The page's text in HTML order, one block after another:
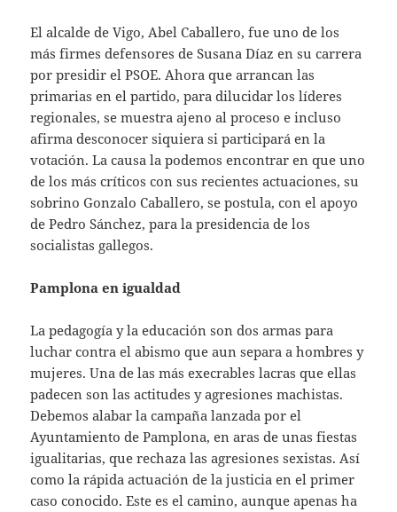
El alcalde de Vigo, Abel Caballero, fue uno de los
más firmes defensores de Susana Díaz en su carrera
por presidir el PSOE. Ahora que arrancan las
primarias en el partido, para dilucidar los líderes
regionales, se muestra ajeno al proceso e incluso
afirma desconocer siquiera si participará en la
votación. La causa la podemos encontrar en que uno
de los más críticos con sus recientes actuaciones, su
sobrino Gonzalo Caballero, se postula, con el apoyo
de Pedro Sánchez, para la presidencia de los
socialistas gallegos.
Pamplona en igualdad
La pedagogía y la educación son dos armas para
luchar contra el abismo que aun separa a hombres y
mujeres. Una de las más execrables lacras que ellas
padecen son las actitudes y agresiones machistas.
Debemos alabar la campaña lanzada por el
Ayuntamiento de Pamplona, en aras de unas fiestas
igualitarias, que rechaza las agresiones sexistas. Así
como la rápida actuación de la justicia en el primer
caso conocido. Este es el camino, aunque apenas ha